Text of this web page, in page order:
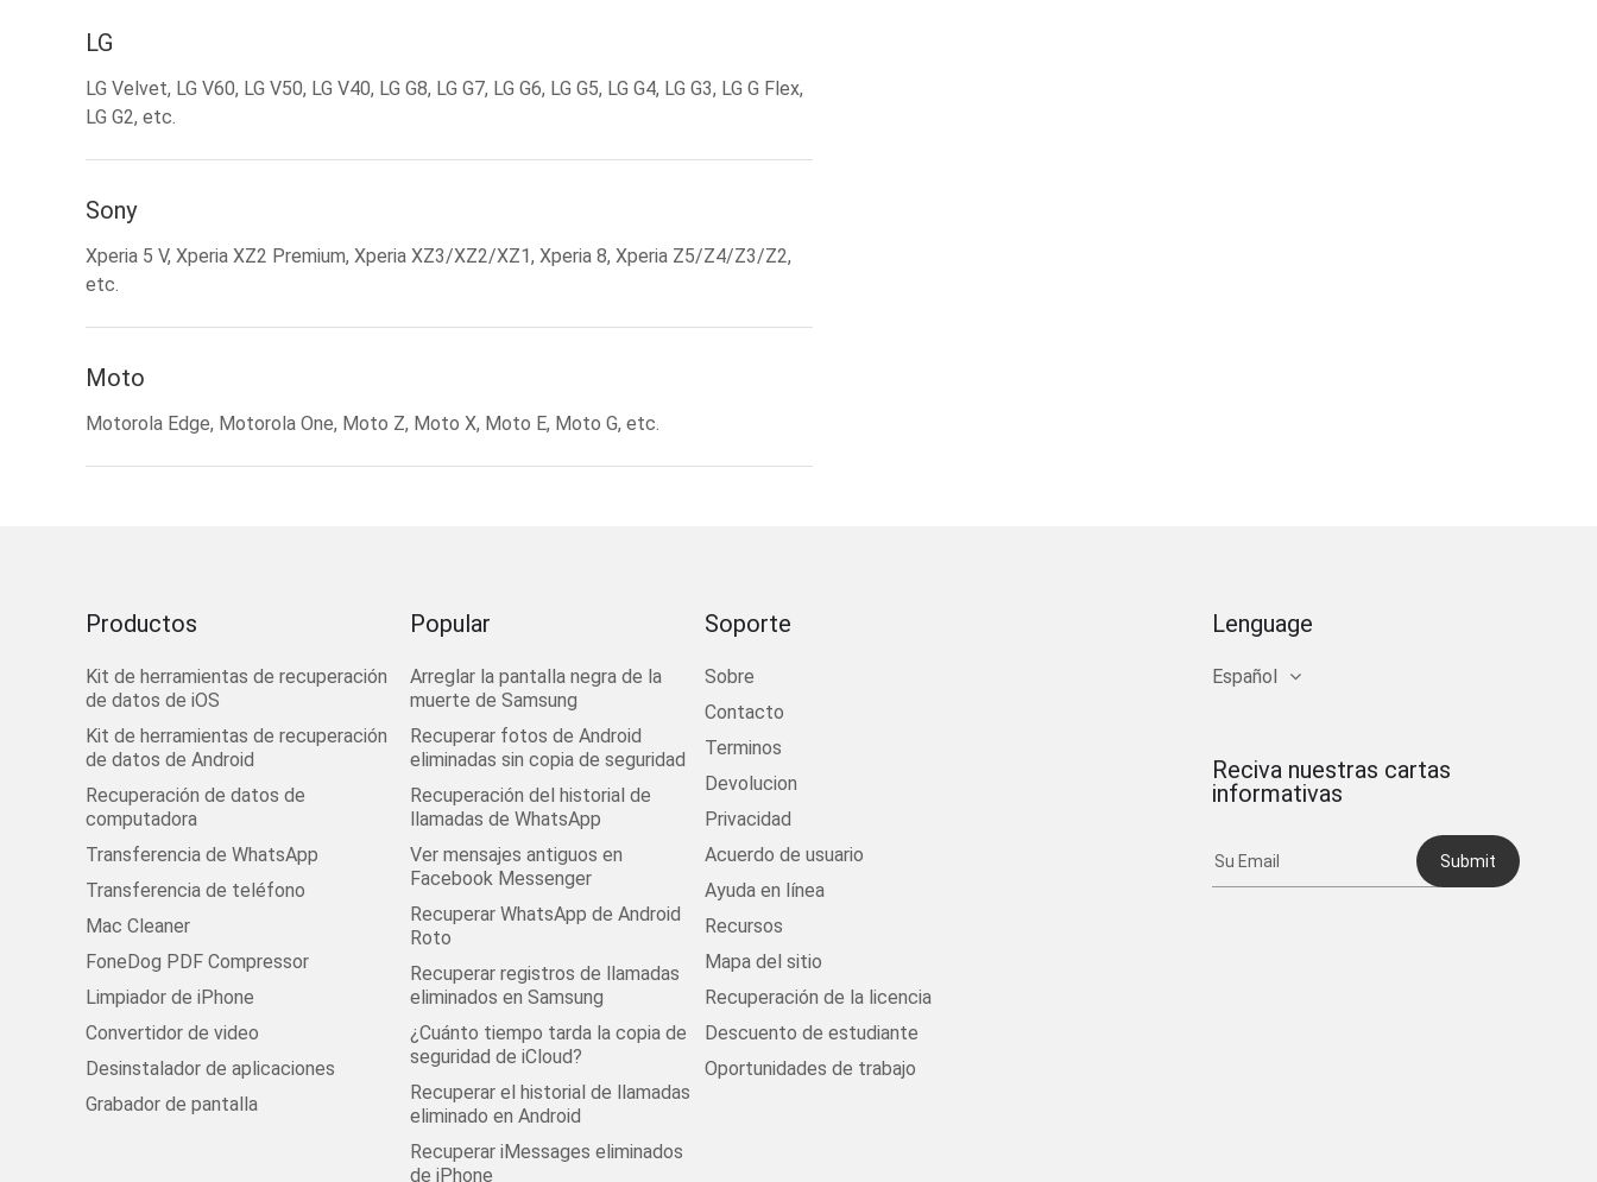
LG
LG Velvet, LG V60, LG V50, LG V40, LG G8, LG G7, LG G6, LG G5, LG G4, LG G3, LG G Flex,
LG G2, etc.
Sony
Xperia 5 V, Xperia XZ2 Premium, Xperia XZ3/XZ2/XZ1, Xperia 8, Xperia Z5/Z4/Z3/Z2,
etc.
Moto
Motorola Edge, Motorola One, Moto Z, Moto X, Moto E, Moto G, etc.
Productos
Kit de herramientas de recuperación
de datos de iOS
Kit de herramientas de recuperación
de datos de Android
Recuperación de datos de
computadora
Transferencia de WhatsApp
Transferencia de teléfono
Mac Cleaner
FoneDog PDF Compressor
Limpiador de iPhone
Convertidor de video
Desinstalador de aplicaciones
Grabador de pantalla
Popular
Arreglar la pantalla negra de la
muerte de Samsung
Recuperar fotos de Android
eliminadas sin copia de seguridad
Recuperación del historial de
llamadas de WhatsApp
Ver mensajes antiguos en
Facebook Messenger
Recuperar WhatsApp de Android
Roto
Recuperar registros de llamadas
eliminados en Samsung
¿Cuánto tiempo tarda la copia de
seguridad de iCloud?
Recuperar el historial de llamadas
eliminado en Android
Recuperar iMessages eliminados
de iPhone
Soporte
Sobre
Contacto
Terminos
Devolucion
Privacidad
Acuerdo de usuario
Ayuda en línea
Recursos
Mapa del sitio
Recuperación de la licencia
Descuento de estudiante
Oportunidades de trabajo
Lenguage
Español
Reciva nuestras cartas
informativas
Submit